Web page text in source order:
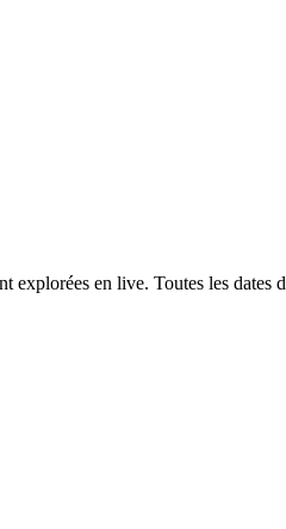
explorées en live. Toutes les dates